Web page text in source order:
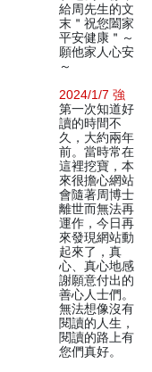
給周先生的文
末＂祝您闔家
平安健康＂～
願他家人心安
～
2024/1/7 強
第一次知道好
讀的時間不
久，大約兩年
前。當時常在
這裡挖寶，本
來很擔心網站
會隨著周博士
離世而無法再
運作，今日再
來發現網站動
起來了，真
心、真心地感
謝願意付出的
善心人士們。
無法想像沒有
閱讀的人生，
閱讀的路上有
您們真好。